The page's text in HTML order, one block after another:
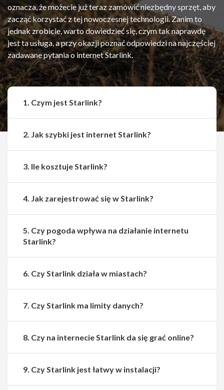
oznacza, że możecie już teraz zamówić niezbędny sprzęt, aby
zacząć korzystać z tej nowoczesnej technologii. Zanim to
jednak zrobicie, warto dowiedzieć się, czym tak naprawdę
jest ta usługa, a przy okazji poznać odpowiedzi na najczęściej
zadawane pytania o internet Starlink.
1. Czym jest Starlink?
2. Jak szybki jest internet Starlink?
3. Ile kosztuje Starlink?
4. Jak zarejestrować się w Starlink?
5. Czy pogoda wpływa na działanie internetu
Starlink?
6. Czy Starlink działa w miastach?
7. Czy Starlink ma limity danych?
8. Czy na internecie Starlink da się grać online?
9. Czy Starlink jest łatwy w instalacji?